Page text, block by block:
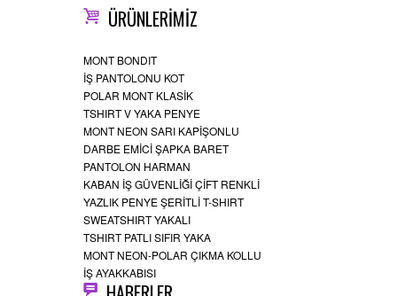
ÜRÜNLERİMİZ
MONT BONDIT
İŞ PANTOLONU KOT
POLAR MONT KLASİK
TSHIRT V YAKA PENYE
MONT NEON SARI KAPİŞONLU
DARBE EMİCİ ŞAPKA BARET
PANTOLON HARMAN
KABAN İŞ GÜVENLİĞİ ÇİFT RENKLİ
YAZLIK PENYE ŞERİTLİ T-SHIRT
SWEATSHIRT YAKALI
TSHIRT PATLI SIFIR YAKA
MONT NEON-POLAR ÇIKMA KOLLU
İŞ AYAKKABISI